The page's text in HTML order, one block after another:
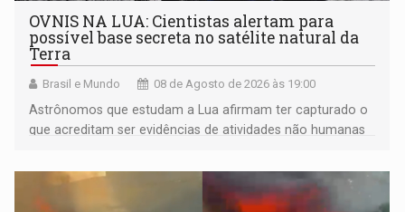
OVNIS NA LUA: Cientistas alertam para
possível base secreta no satélite natural da
Terra
Brasil e Mundo 08 de Agosto de 2026 às 19:00
Astrônomos que estudam a Lua afirmam ter capturado o
que acreditam ser evidências de atividades não humanas
órbita